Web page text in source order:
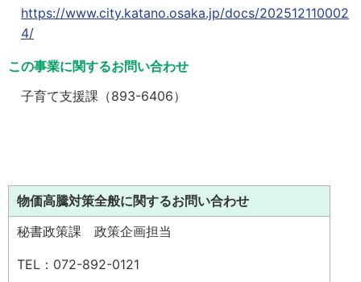
https://www.city.katano.osaka.jp/docs/202512110002
4/
この事業に関するお問い合わせ
子育て支援課（893-6406）
物価高騰対策全般に関するお問い合わせ
秘書政策課 政策企画担当
TEL：072-892-0121